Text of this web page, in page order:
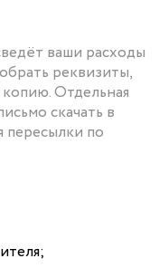
ваши расходы
реквизиты,
Отдельная
скачать в
пересылки по